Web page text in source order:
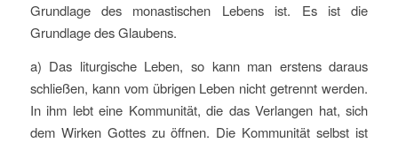
Grundlage des monastischen Lebens ist. Es ist die
Grundlage des Glaubens.
a) Das liturgische Leben, so kann man erstens daraus
schließen, kann vom übrigen Leben nicht getrennt werden.
In ihm lebt eine Kommunität, die das Verlangen hat, sich
dem Wirken Gottes zu öffnen. Die Kommunität selbst ist